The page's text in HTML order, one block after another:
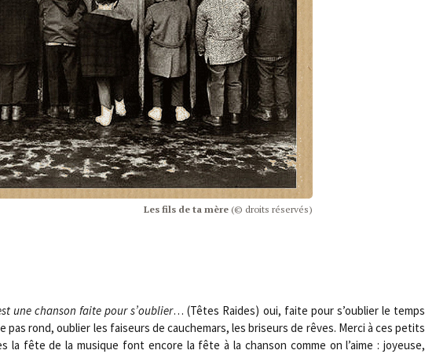
Les fils de ta mère(© droits réservés)
une chan­son faite pour s’oublier… (Têtes Raides) oui, faite pour s’oublier le temps
rond, oublier les fai­seurs de cau­che­mars, les bri­seurs de rêves. Mer­ci à ces petits
la fête de la musique font encore la fête à la chan­son comme on l’aime : joyeuse,